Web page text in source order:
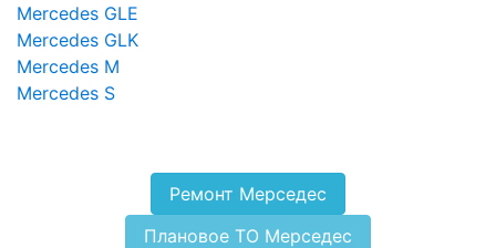
Mercedes GLE
Mercedes GLK
Mercedes M
Mercedes S
Ремонт Мерседес
Плановое ТО Мерседес